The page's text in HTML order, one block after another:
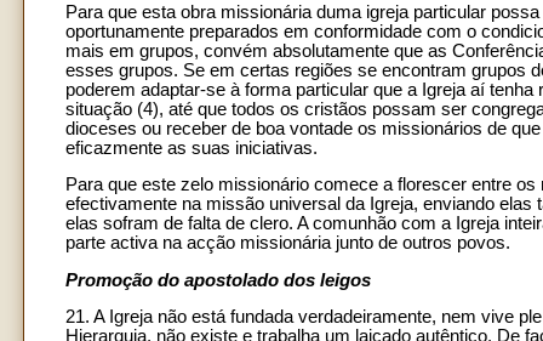
Para que esta obra missionária duma igreja particular
oportunamente preparados em conformidade com o
mais em grupos, convém absolutamente que as
esses grupos. Se em certas regiões se encontram grupos
poderem adaptar-se à forma particular que a Igreja aí
situação (4), até que todos os cristãos possam ser
dioceses ou receber de boa vontade os missionários de
eficazmente as suas iniciativas.
Para que este zelo missionário comece a florescer entre
efectivamente na missão universal da Igreja, enviando
elas sofram de falta de clero. A comunhão com a Igreja
parte activa na acção missionária junto de outros povos.
Promoção do apostolado dos leigos
21. A Igreja não está fundada verdadeiramente, nem vive
Hierarquia, não existe e trabalha um laicado autêntico. De